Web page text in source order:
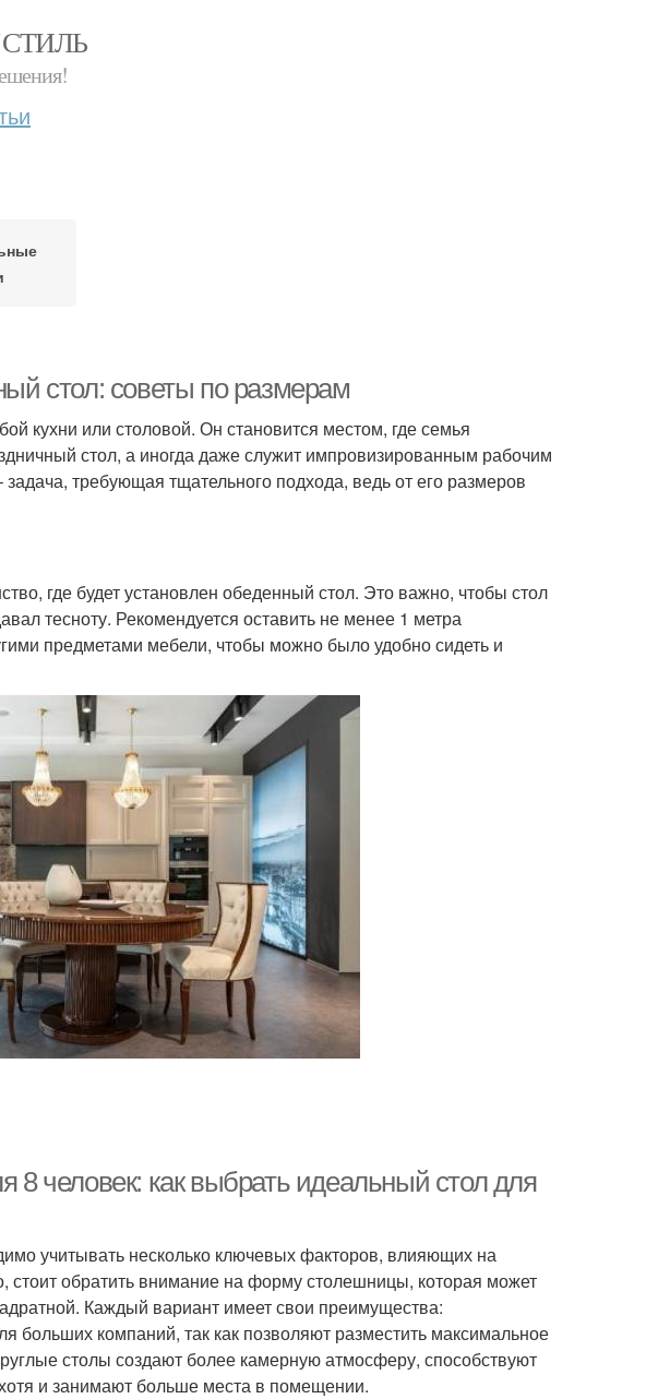
стол: советы по размерам
кухни или столовой. Он становится местом, где семья
стол, а иногда даже служит импровизированным рабочим
требующая тщательного подхода, ведь от его размеров
где будет установлен обеденный стол. Это важно, чтобы стол
тесноту. Рекомендуется оставить не менее 1 метра
предметами мебели, чтобы можно было удобно сидеть и
человек: как выбрать идеальный стол для
учитывать несколько ключевых факторов, влияющих на
обратить внимание на форму столешницы, которая может
Каждый вариант имеет свои преимущества:
больших компаний, так как позволяют разместить максимальное
столы создают более камерную атмосферу, способствуют
и занимают больше места в помещении.